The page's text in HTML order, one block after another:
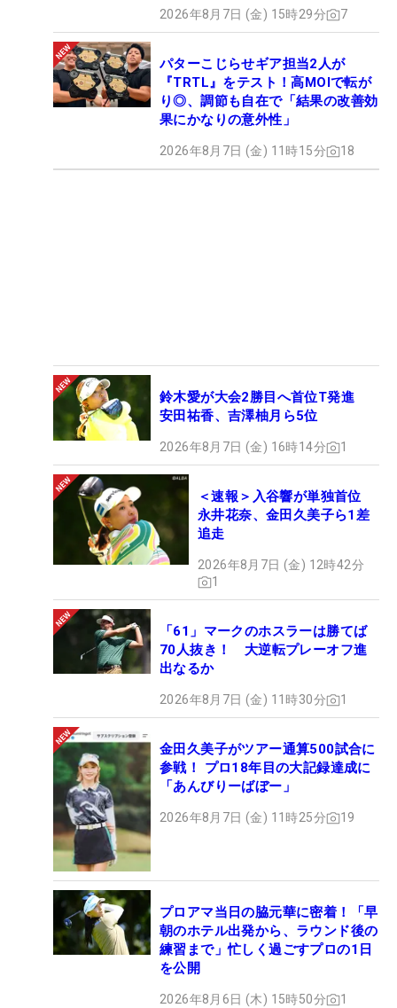
2026年8月7日 (金) 15時29分 7
パターこじらせギア担当2人が
『TRTL』をテスト！高MOIで転が
り◎、調節も自在で「結果の改善効
果にかなりの意外性」
2026年8月7日 (金) 11時15分 18
鈴木愛が大会2勝目へ首位T発進
安田祐香、吉澤柚月ら5位
2026年8月7日 (金) 16時14分 1
＜速報＞入谷響が単独首位
永井花奈、金田久美子ら1差
追走
2026年8月7日 (金) 12時42分
1
「61」マークのホスラーは勝てば
70人抜き！ 大逆転プレーオフ進
出なるか
2026年8月7日 (金) 11時30分 1
金田久美子がツアー通算500試合に
参戦！ プロ18年目の大記録達成に
「あんびりーばぼー」
2026年8月7日 (金) 11時25分 19
プロアマ当日の脇元華に密着！「早
朝のホテル出発から、ラウンド後の
練習まで」忙しく過ごすプロの1日
を公開
2026年8月6日 (木) 15時50分 1